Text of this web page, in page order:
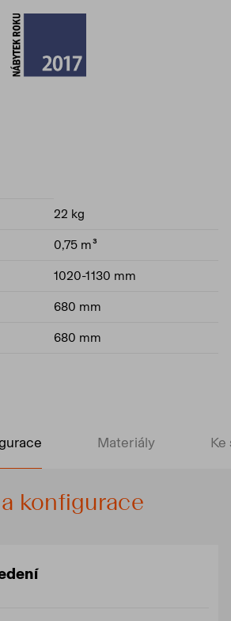
22 kg
0,75 m³
1020-1130 mm
680 mm
680 mm
Materiály Ke
konfigurace